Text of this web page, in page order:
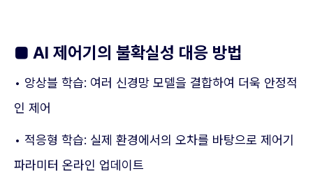
■ AI 제어기의 불확실성 대응 방법
• 앙상블 학습: 여러 신경망 모델을 결합하여 더욱 안정적
인 제어
• 적응형 학습: 실제 환경에서의 오차를 바탕으로 제어기
파라미터 온라인 업데이트